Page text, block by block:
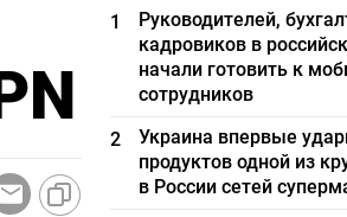
1
Руководителей,
кадровиков в
начали готовить к
сотрудников
2
Украина впервые
продуктов одной из
в России сетей